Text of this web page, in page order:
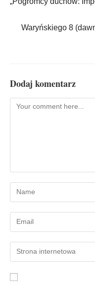
Waryńskiego 8
Dodaj komentarz